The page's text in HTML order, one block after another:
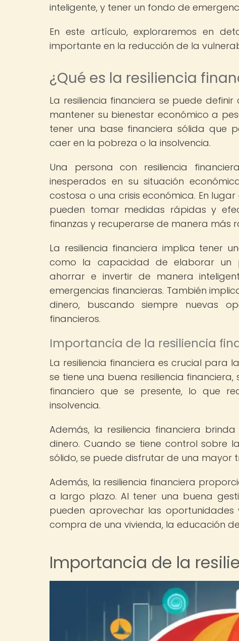
inteligente, y tener un fondo de
En este artículo, exploraremos en
importante en la reducción de la
¿Qué es la resiliencia
La resiliencia financiera se puede
mantener su bienestar económico a
tener una base financiera sólida que
caer en la pobreza o la insolvencia.
Una persona con resiliencia
inesperados en su situación
costosa o una crisis económica. En
pueden tomar medidas rápidas y
finanzas y recuperarse de manera más
La resiliencia financiera implica tener
como la capacidad de elaborar un
ahorrar e invertir de manera
emergencias financieras. También
dinero, buscando siempre nuevas
financieros.
Importancia de la resiliencia
La resiliencia financiera es crucial para
se tiene una buena resiliencia
financiero que se presente, lo que
insolvencia.
Además, la resiliencia financiera
dinero. Cuando se tiene control sobre
sólido, se puede disfrutar de una
Además, la resiliencia financiera
a largo plazo. Al tener una buena
pueden aprovechar las
compra de una vivienda, la educación
Importancia de la